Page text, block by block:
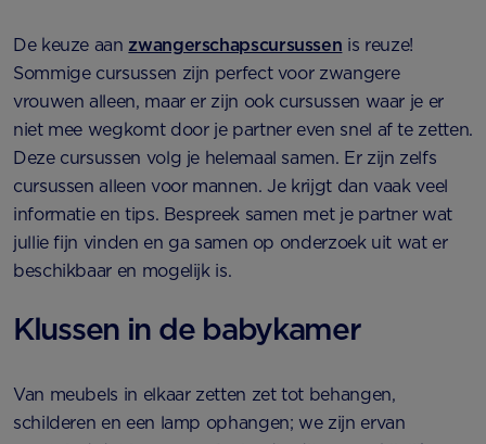
De keuze aan zwangerschapscursussen is reuze!
Sommige cursussen zijn perfect voor zwangere
vrouwen alleen, maar er zijn ook cursussen waar je er
niet mee wegkomt door je partner even snel af te zetten.
Deze cursussen volg je helemaal samen. Er zijn zelfs
cursussen alleen voor mannen. Je krijgt dan vaak veel
informatie en tips. Bespreek samen met je partner wat
jullie fijn vinden en ga samen op onderzoek uit wat er
beschikbaar en mogelijk is.
Klussen in de babykamer
Van meubels in elkaar zetten zet tot behangen,
schilderen en een lamp ophangen; we zijn ervan